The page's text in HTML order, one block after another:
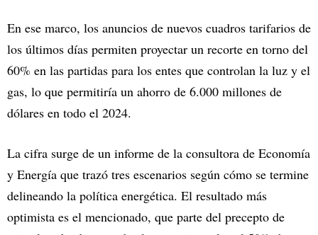
En ese marco, los anuncios de nuevos cuadros tarifarios de
los últimos días permiten proyectar un recorte en torno del
60% en las partidas para los entes que controlan la luz y el
gas, lo que permitiría un ahorro de 6.000 millones de
dólares en todo el 2024.
La cifra surge de un informe de la consultora de Economía
y Energía que trazó tres escenarios según cómo se termine
delineando la política energética. El resultado más
optimista es el mencionado, que parte del precepto de